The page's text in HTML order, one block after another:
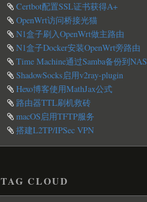
Certbot配置SSL证书获得A+
OpenWrt访问桥接光猫
N1盒子刷入OpenWrt做主路由
N1盒子Docker安装OpenWrt旁路由
Time Machine通过Samba备份到NAS
ShadowSocks启用v2ray-plugin
Hexo博客使用MathJax公式
路由器TTL刷机救砖
macOS启用TFTP服务
搭建L2TP/IPSec VPN
TAG CLOUD